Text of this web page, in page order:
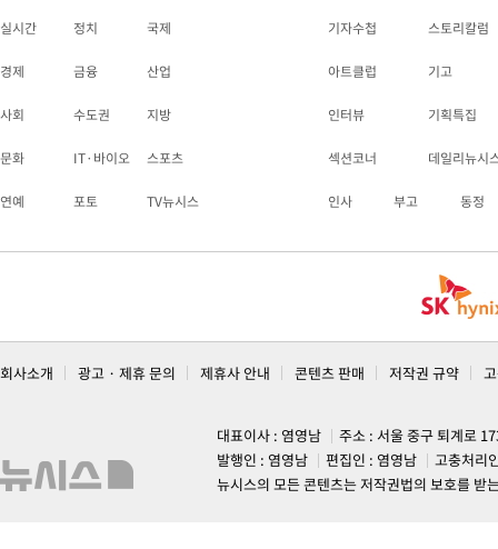
실시간 정치 국제
경제 금융 산업
사회 수도권 지방
문화 IT·바이오 스포츠
연예 포토 TV뉴시스
기자수첩 스토리칼럼
아트클럽 기고
인터뷰 기획특집
섹션코너 데일리뉴시
인사 부고 동정
회사소개 광고 · 제휴 문의 제휴사 안내 콘텐츠 판매 저작권 규약
대표이사 : 염영남
주소 : 서울 중구 퇴계로
발행인 : 염영남
편집인 : 염영남
고충처리
뉴시스의 모든 콘텐츠는 저작권법의 보호를